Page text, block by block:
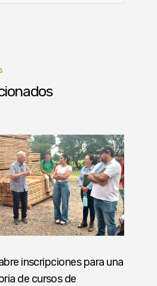
inscripciones para una
de cursos de